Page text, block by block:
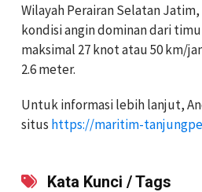
Wilayah Perairan Selatan
kondisi angin dominan dari
maksimal 27 knot atau 50 km/
2.6 meter.
Untuk informasi lebih lanjut,
situs https://maritim-
Kata Kunci / Tags